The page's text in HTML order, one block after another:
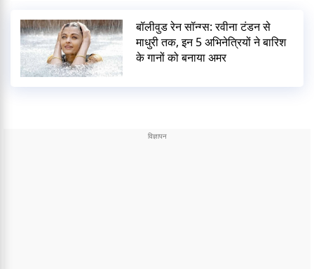
बॉलीवुड रेन सॉन्ग्स: रवीना टंडन से
माधुरी तक, इन 5 अभिनेत्रियों ने बारिश
के गानों को बनाया अमर